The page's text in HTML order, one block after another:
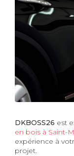
DKBOSS26 est
en bois à Saint-
expérience à
projet.